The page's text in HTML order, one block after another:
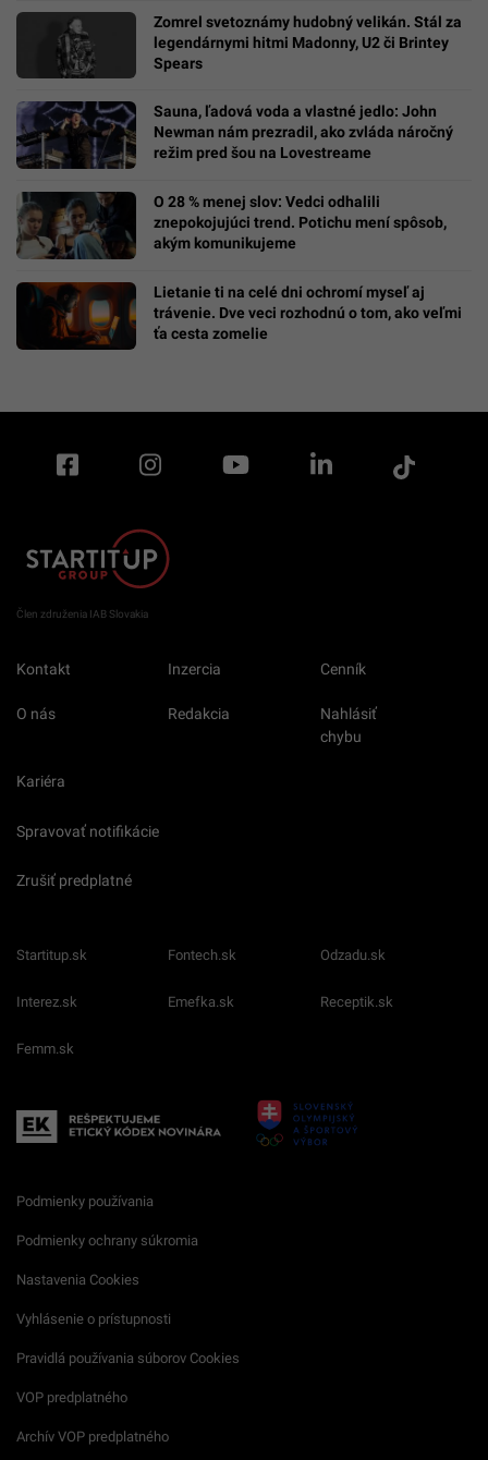
Zomrel svetoznámy hudobný velikán. Stál za
legendárnymi hitmi Madonny, U2 či Brintey
Spears
Sauna, ľadová voda a vlastné jedlo: John
Newman nám prezradil, ako zvláda náročný
režim pred šou na Lovestreame
O 28 % menej slov: Vedci odhalili
znepokojujúci trend. Potichu mení spôsob,
akým komunikujeme
Lietanie ti na celé dni ochromí myseľ aj
trávenie. Dve veci rozhodnú o tom, ako veľmi
ťa cesta zomelie
Člen združenia IAB Slovakia
Kontakt Inzercia Cenník
O nás Redakcia
Nahlásiť
chybu
Kariéra
Spravovať notifikácie
Zrušiť predplatné
Startitup.sk Fontech.sk Odzadu.sk
Interez.sk Emefka.sk Receptik.sk
Femm.sk
Podmienky používania
Podmienky ochrany súkromia
Nastavenia Cookies
Vyhlásenie o prístupnosti
Pravidlá používania súborov Cookies
VOP predplatného
Archív VOP predplatného